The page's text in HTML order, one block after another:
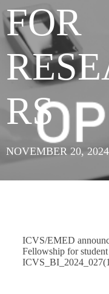
FOR
RS
NOVEMBER 20, 2024
ICVS/EMED
Fellowship for